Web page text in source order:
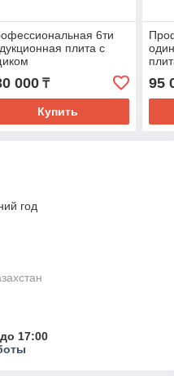
6ти
плита с
000₸
Купить
95
год
17:00